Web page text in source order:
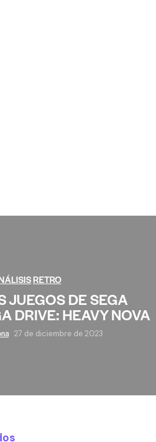
RETRO
JUEGOS DE SEGA
DRIVE: HEAVY NOVA
27 de diciembre de 2023